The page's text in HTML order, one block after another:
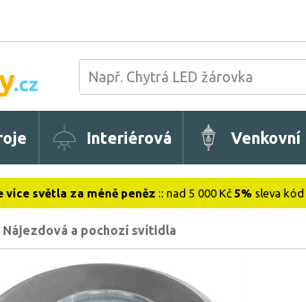
Interiérová Venkovní
více světla za méně peněz :: nad 5 000 Kč 5% sleva kód
Nájezdová a pochozí svítidla